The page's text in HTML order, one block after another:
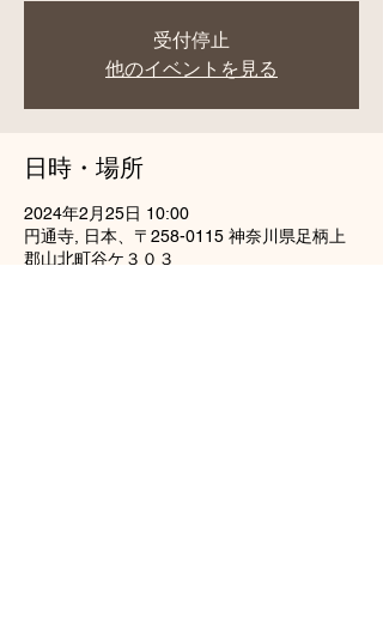
受付停止
他のイベントを見る
日時・場所
2024年2月25日 10:00
円通寺, 日本、〒258-0115 神奈川県足柄上
郡山北町谷ケ３０３